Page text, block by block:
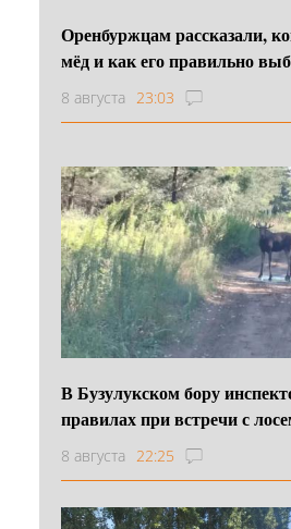
Оренбуржцам рассказали,
мёд и как его правильно
8 августа 23:03
В Бузулукском бору
правилах при встречи с
8 августа 22:25